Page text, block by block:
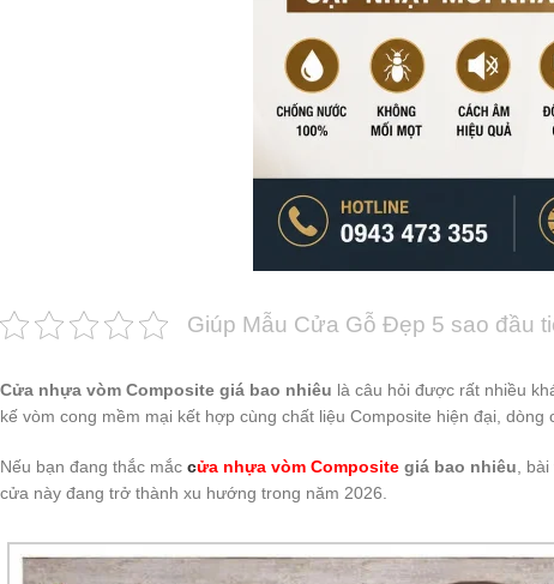
Giúp Mẫu Cửa Gỗ Đẹp 5 sao đầu
Cửa nhựa vòm Composite giá bao nhiêu là câu hỏi được rất nhiều
kế vòm cong mềm mại kết hợp cùng chất liệu Composite hiện đại,
Nếu bạn đang thắc mắc cửa nhựa vòm Composite giá bao nhiêu,
cửa này đang trở thành xu hướng trong năm 2026.